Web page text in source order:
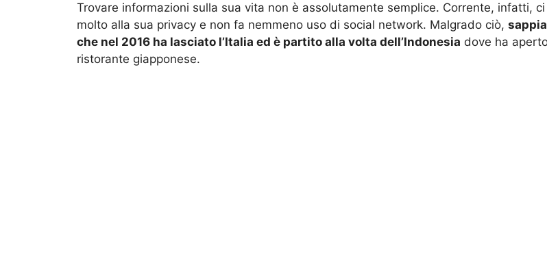
Trovare informazioni sulla sua vita non è assolutamente semplice. Corrente, infatti,
molto alla sua privacy e non fa nemmeno uso di social network. Malgrado ciò,
che nel 2016 ha lasciato l’Italia ed è partito alla volta dell’Indonesia dove ha
ristorante giapponese.